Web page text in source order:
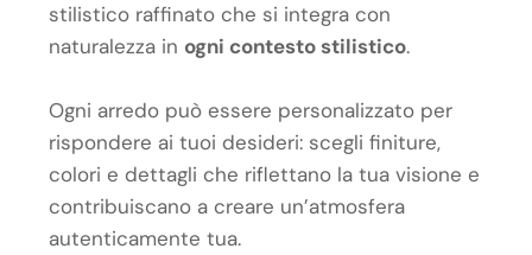
stilistico raffinato che si integra con
naturalezza in ogni contesto stilistico.
Ogni arredo può essere personalizzato per
rispondere ai tuoi desideri: scegli finiture,
colori e dettagli che riflettano la tua visione e
contribuiscano a creare un’atmosfera
autenticamente tua.